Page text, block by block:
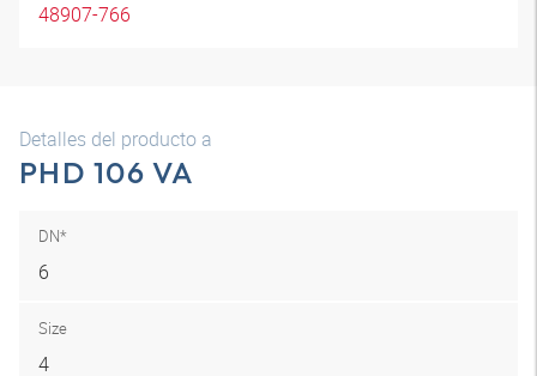
48907-766
Detalles del producto a
PHD 106 VA
DN*
6
Size
4